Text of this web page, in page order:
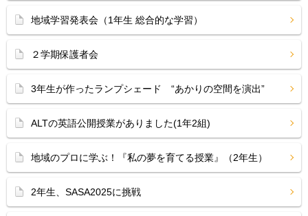
地域学習発表会（1年生 総合的な学習）
２学期保護者会
3年生が作ったランプシェード “あかりの空間を演出”
ALTの英語公開授業がありました(1年2組)
地域のプロに学ぶ！『私の夢を育てる授業』（2年生）
2年生、SASA2025に挑戦